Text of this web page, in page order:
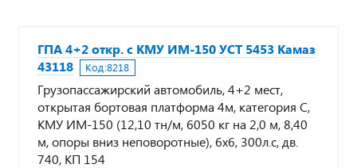
ГПА 4+2 откр. с КМУ ИМ-150 УСТ 5453 Камаз
43118
Код:8218
Грузопассажирский автомобиль, 4+2 мест,
открытая бортовая платформа 4м, категория С,
КМУ ИМ-150 (12,10 тн/м, 6050 кг на 2,0 м, 8,40
м, опоры вниз неповоротные), 6х6, 300л.с, дв.
740, КП 154